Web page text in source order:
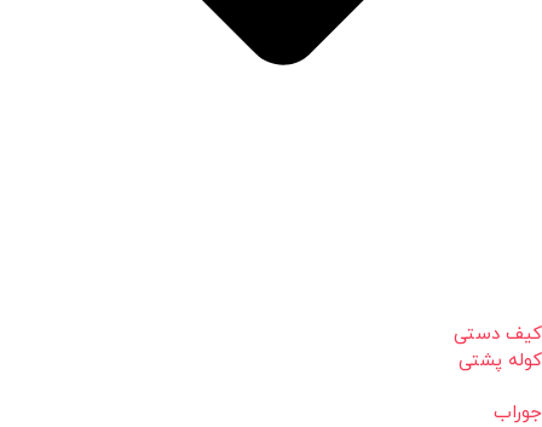
کیف دستی
کوله پشتی
جوراب